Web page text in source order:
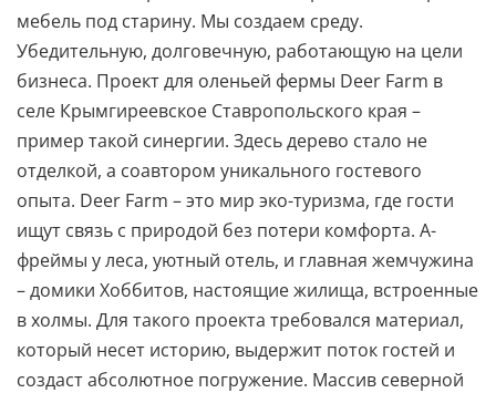
мебель под старину. Мы создаем среду.
Убедительную, долговечную, работающую на цели
бизнеса. Проект для оленьей фермы Deer Farm в
селе Крымгиреевское Ставропольского края –
пример такой синергии. Здесь дерево стало не
отделкой, а соавтором уникального гостевого
опыта. Deer Farm – это мир эко-туризма, где гости
ищут связь с природой без потери комфорта. А-
фреймы у леса, уютный отель, и главная жемчужина
– домики Хоббитов, настоящие жилища, встроенные
в холмы. Для такого проекта требовался материал,
который несет историю, выдержит поток гостей и
создаст абсолютное погружение. Массив северной